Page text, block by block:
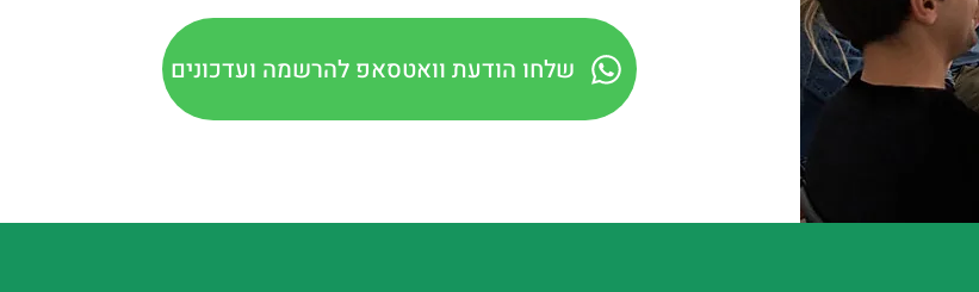
שלחו הודעת וואטסאפ להרשמה ועדכונים